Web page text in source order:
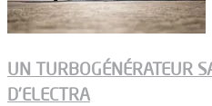
UN TURBOGÉNÉRATEUR
D’ELECTRA